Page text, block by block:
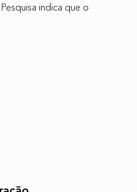
indica que o